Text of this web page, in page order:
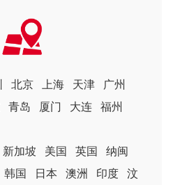
北京 上海 天津
广州
青岛 厦门 大连
福州
新加坡 美国 英国
纳闽
韩国 日本 澳洲 印度
汶